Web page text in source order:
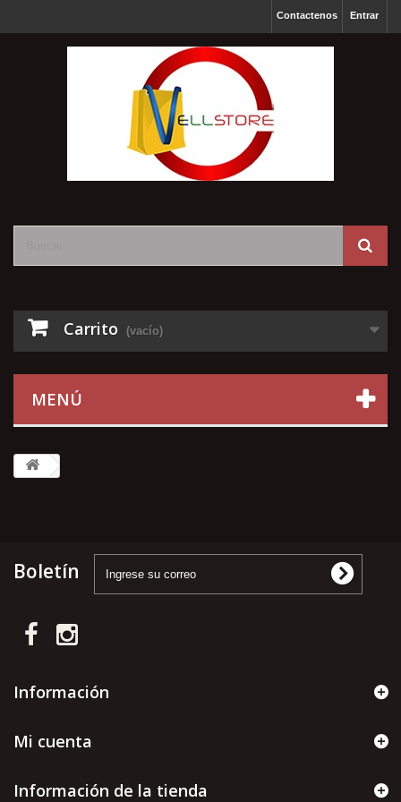
Entrar
Contactenos
Carrito (vacío)
MENÚ
Boletín
Información
Mi cuenta
Información de la tienda